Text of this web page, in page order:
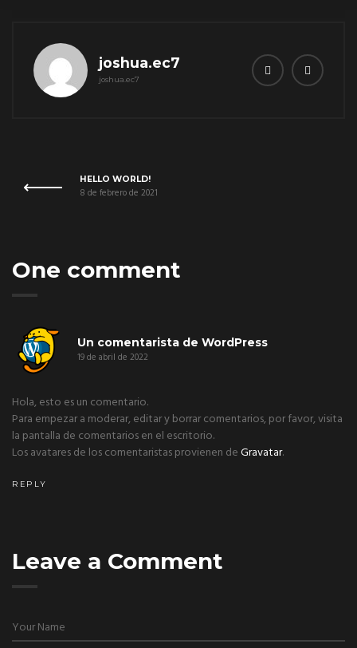
joshua.ec7
joshua.ec7
HELLO WORLD!
8 de febrero de 2021
One comment
Un comentarista de WordPress
19 de abril de 2022
Hola, esto es un comentario.
Para empezar a moderar, editar y borrar comentarios, por favor, visita
la pantalla de comentarios en el escritorio.
Los avatares de los comentaristas provienen deGravatar.
REPLY
Leave a Comment